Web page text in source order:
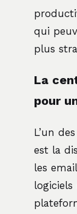
qui
plus
La
pour
L’un
est la
les